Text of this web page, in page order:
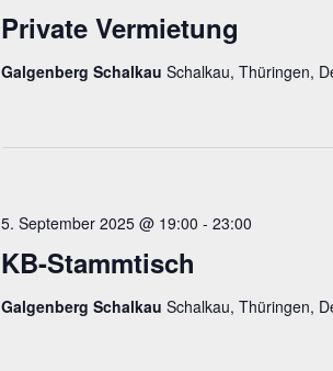
Private Vermietung
Galgenberg Schalkau Schalkau, Thüringen,
KB-Stammtisch
5. September 2025 @ 19:00 - 23:00
Galgenberg Schalkau Schalkau, Thüringen,